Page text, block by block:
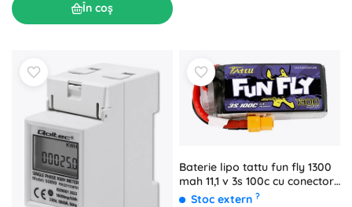
În coș
Baterie lipo tattu fun fly 1300
mah 11,1 v 3s 100c cu conector
xt60Stoc extern ?